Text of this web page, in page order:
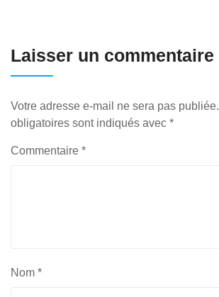
Laisser un commentaire
Votre adresse e-mail ne sera pas publiée.
obligatoires sont indiqués avec *
Commentaire *
Nom *